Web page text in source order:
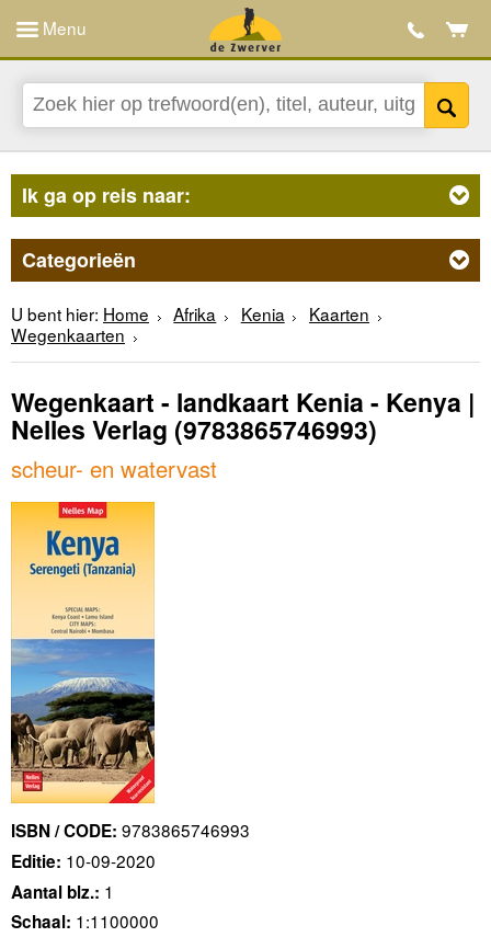
Menu
Ik ga op reis naar:
Categorieën
U bent hier: Home Afrika Kenia
Kaarten
Wegenkaarten
Wegenkaart - landkaart Kenia - Kenya |
Nelles Verlag (9783865746993)
scheur- en watervast
ISBN / CODE: 9783865746993
Editie: 10-09-2020
Aantal blz.: 1
Schaal: 1:1100000